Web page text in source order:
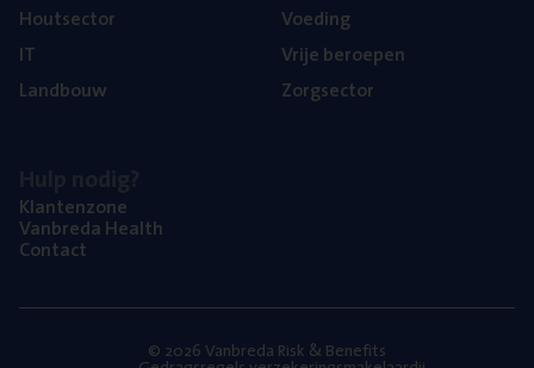
Hout­sec­tor
IT
Land­bouw
Voe­ding
Vrije beroe­pen
Zorg­sec­tor
Klan­ten­zo­ne
Van­b­re­da Health
Con­tact
© 2026 Vanbreda Risk & Benefits